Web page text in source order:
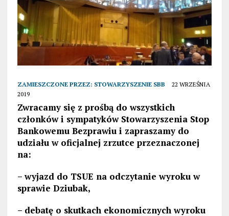
ZAMIESZCZONE PRZEZ: STOWARZYSZENIE SBB
22 WRZEŚNIA
2019
Zwracamy się z prośbą do wszystkich
członków i sympatyków Stowarzyszenia Stop
Bankowemu Bezprawiu i zapraszamy do
udziału w oficjalnej zrzutce przeznaczonej
na:
– wyjazd do TSUE na odczytanie wyroku w
sprawie Dziubak,
– debatę o skutkach ekonomicznych wyroku